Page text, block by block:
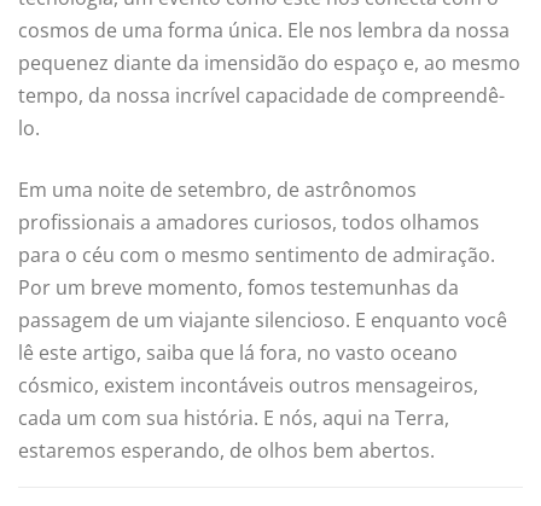
cosmos de uma forma única. Ele nos lembra da nossa
pequenez diante da imensidão do espaço e, ao mesmo
tempo, da nossa incrível capacidade de compreendê-
lo.
Em uma noite de setembro, de astrônomos
profissionais a amadores curiosos, todos olhamos
para o céu com o mesmo sentimento de admiração.
Por um breve momento, fomos testemunhas da
passagem de um viajante silencioso. E enquanto você
lê este artigo, saiba que lá fora, no vasto oceano
cósmico, existem incontáveis outros mensageiros,
cada um com sua história. E nós, aqui na Terra,
estaremos esperando, de olhos bem abertos.